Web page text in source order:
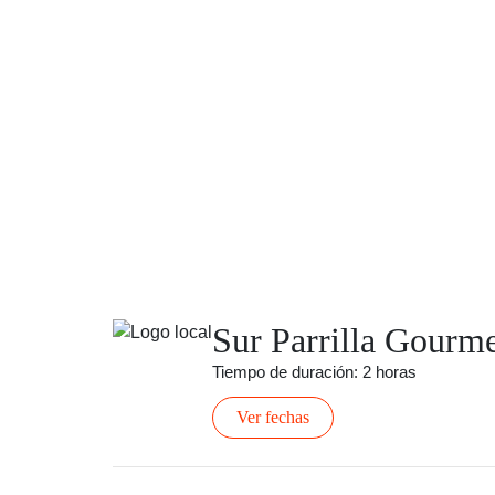
Sur Parrilla
Tiempo de duración: 2 horas
Ver fechas